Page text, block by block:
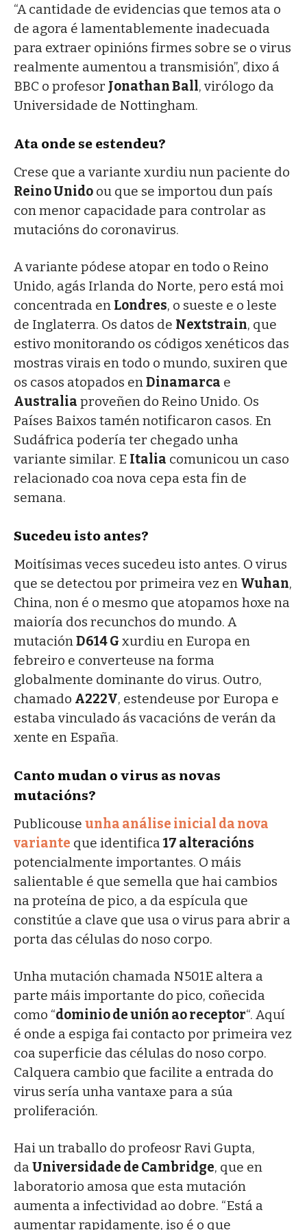
“A cantidade de evidencias que temos ata o
de agora é lamentablemente inadecuada
para extraer opinións firmes sobre se o virus
realmente aumentou a transmisión”, dixo á
BBC o profesor Jonathan Ball, virólogo da
Universidade de Nottingham.
Ata onde se estendeu?
Crese que a variante xurdiu nun paciente do
Reino Unido ou que se importou dun país
con menor capacidade para controlar as
mutacións do coronavirus.
A variante pódese atopar en todo o Reino
Unido, agás Irlanda do Norte, pero está moi
concentrada en Londres, o sueste e o leste
de Inglaterra. Os datos de Nextstrain, que
estivo monitorando os códigos xenéticos das
mostras virais en todo o mundo, suxiren que
os casos atopados enDinamarca e
Australia proveñen do Reino Unido. Os
Países Baixos tamén notificaron casos. En
Sudáfrica podería ter chegado unha
variante similar. E Italia comunicou un caso
relacionado coa nova cepa esta fin de
semana.
Sucedeu isto antes?
Moitísimas veces sucedeu isto antes. O virus
que se detectou por primeira vez en Wuhan,
China, non é o mesmo que atopamos hoxe na
maioría dos recunchos do mundo. A
mutaciónD614 G xurdiu en Europa en
febreiro e converteuse na forma
globalmente dominante do virus. Outro,
chamado A222V, estendeuse por Europa e
estaba vinculado ás vacacións de verán da
xente en España.
Canto mudan o virus as novas
mutacións?
Publicouse unha análise inicial da nova
variante que identifica17 alteracións
potencialmente importantes. O máis
salientable é que semella que hai cambios
na proteína de pico, a da espícula que
constitúe a clave que usa o virus para abrir a
porta das células do noso corpo.
Unha mutación chamada N501E altera a
parte máis importante do pico, coñecida
como “dominio de unión ao receptor“. Aquí
é onde a espiga fai contacto por primeira vez
coa superficie das células do noso corpo.
Calquera cambio que facilite a entrada do
virus sería unha vantaxe para a súa
proliferación.
Hai un traballo do profeosr Ravi Gupta,
da Universidade de Cambridge, que en
laboratorio amosa que esta mutación
aumenta a infectividad ao dobre. “Está a
aumentar rapidamente, iso é o que